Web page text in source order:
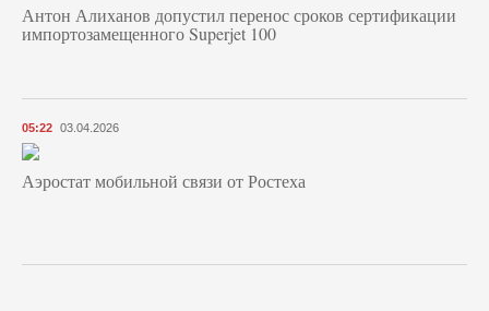
Антон Алиханов допустил перенос сроков сертификации
импортозамещенного Superjet 100
05:22 03.04.2026
Аэростат мобильной связи от Ростеха